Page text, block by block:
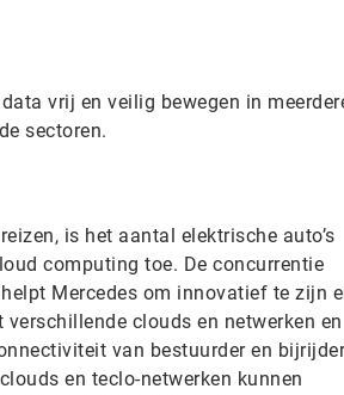
vrij en veilig bewegen in
sectoren.
is het aantal elektrische auto’s
computing toe. De concurrentie
Mercedes om innovatief te zijn
clouds en netwerken en
van bestuurder en bijrijder
en teclo-netwerken kunnen